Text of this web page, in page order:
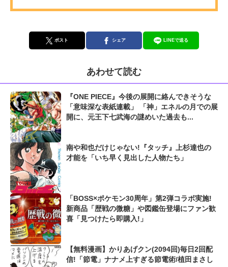
ポスト シェア LINEで送る
あわせて読む
『ONE PIECE』今後の展開に絡んできそうな
「意味深な表紙連載」 「神」エネルの月での展
開に、元王下七武海の謎めいた過去も...
南や和也だけじゃない!『タッチ』上杉達也の
才能を「いち早く見出した人物たち」
「BOSS×ポケモン30周年」第2弾コラボ実施!
新商品「歴戦の微糖」や図鑑缶登場にファン歓
喜「見つけたら即購入!」
【無料漫画】かりあげクン(2094回)毎日2回配
信!「節電」ナナメ上すぎる節電術/植田まさし